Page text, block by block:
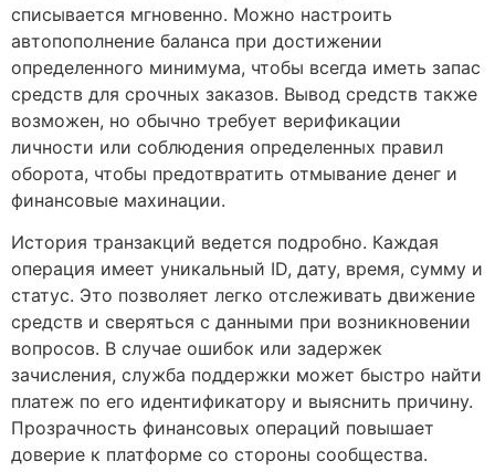
списывается мгновенно. Можно настроить
автопополнение баланса при достижении
определенного минимума, чтобы всегда иметь запас
средств для срочных заказов. Вывод средств также
возможен, но обычно требует верификации
личности или соблюдения определенных правил
оборота, чтобы предотвратить отмывание денег и
финансовые махинации.
История транзакций ведется подробно. Каждая
операция имеет уникальный ID, дату, время, сумму и
статус. Это позволяет легко отслеживать движение
средств и сверяться с данными при возникновении
вопросов. В случае ошибок или задержек
зачисления, служба поддержки может быстро найти
платеж по его идентификатору и выяснить причину.
Прозрачность финансовых операций повышает
доверие к платформе со стороны сообщества.